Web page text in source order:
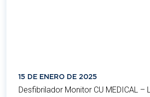
15 DE ENERO DE 2025
Desfibrilador Monitor CU MEDICAL –